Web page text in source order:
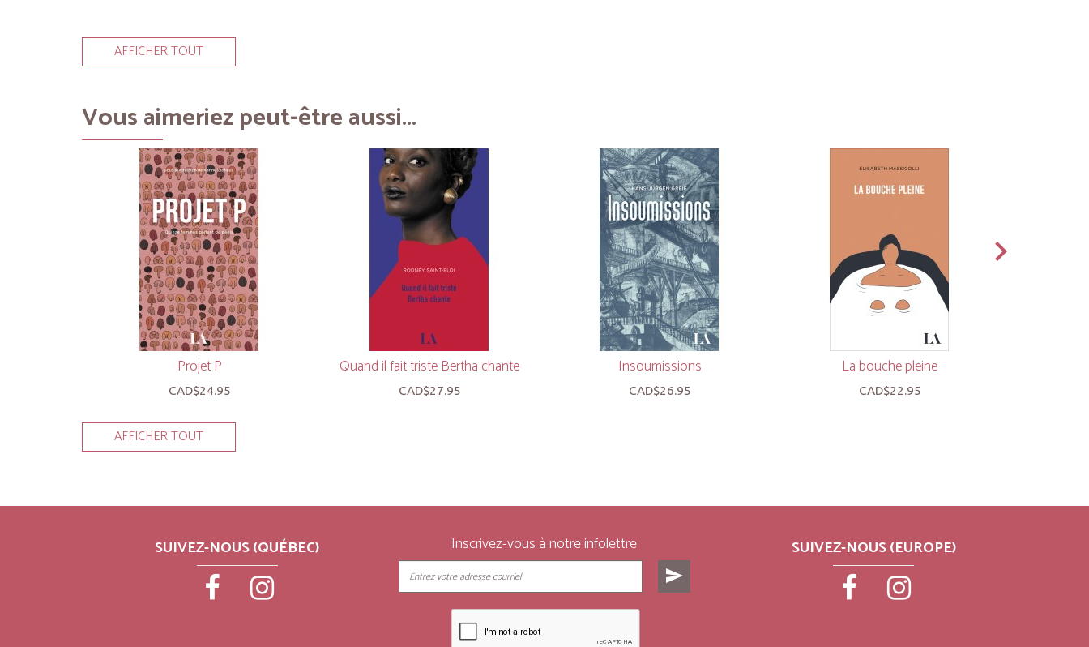
AFFICHER TOUT
Vous aimeriez peut-être aussi...
Projet P
CAD$24.95
Quand il fait triste Bertha chante
CAD$27.95
Insoumissions
CAD$26.95
La bouche pleine
CAD$22.95
AFFICHER TOUT
SUIVEZ-NOUS (QUÉBEC) Inscrivez-vous à notre infolettre
send
SUIVEZ-NOUS (EUROPE)